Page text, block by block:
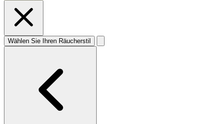
Wählen Sie Ihren Räucherstil